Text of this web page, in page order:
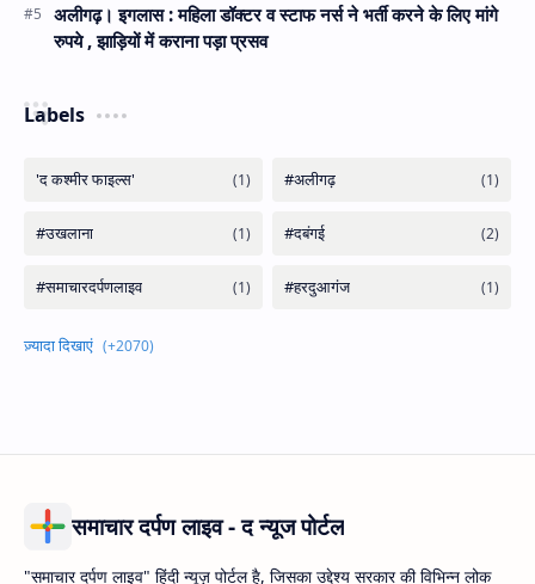
अलीगढ़। इगलास : महिला डॉक्टर व स्टाफ नर्स ने भर्ती करने के लिए मांगे
रुपये , झाड़ियों में कराना पड़ा प्रसव
Labels
समाचार दर्पण लाइव - द न्यूज पोर्टल
"समाचार दर्पण लाइव" हिंदी न्यूज़ पोर्टल है, जिसका उद्देश्य सरकार की विभिन्न लोक